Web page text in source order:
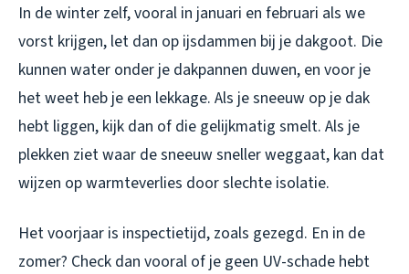
In de winter zelf, vooral in januari en februari als we
vorst krijgen, let dan op ijsdammen bij je dakgoot. Die
kunnen water onder je dakpannen duwen, en voor je
het weet heb je een lekkage. Als je sneeuw op je dak
hebt liggen, kijk dan of die gelijkmatig smelt. Als je
plekken ziet waar de sneeuw sneller weggaat, kan dat
wijzen op warmteverlies door slechte isolatie.
Het voorjaar is inspectietijd, zoals gezegd. En in de
zomer? Check dan vooral of je geen UV-schade hebt